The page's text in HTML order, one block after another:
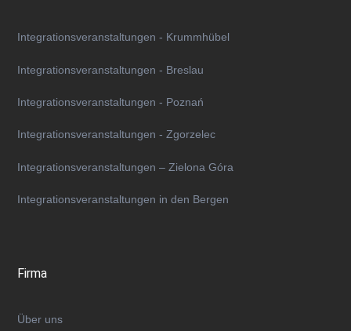
Integrationsveranstaltungen - Krummhübel
Integrationsveranstaltungen - Breslau
Integrationsveranstaltungen - Poznań
Integrationsveranstaltungen - Zgorzelec
Integrationsveranstaltungen – Zielona Góra
Integrationsveranstaltungen in den Bergen
Firma
Über uns